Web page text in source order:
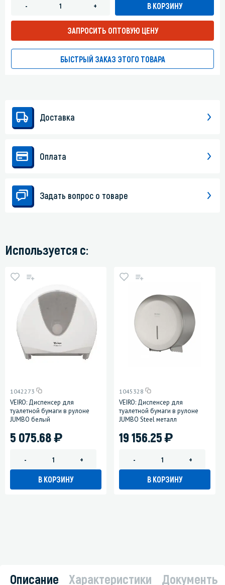
- + В КОРЗИНУ
ЗАПРОСИТЬ ОПТОВУЮ ЦЕНУ
БЫСТРЫЙ ЗАКАЗ ЭТОГО ТОВАРА
Доставка
Оплата
Задать вопрос о товаре
Используется с:
1042273
VEIRO: Диспенсер для
туалетной бумаги в рулоне
JUMBO белый
5 075.68)
- +
В КОРЗИНУ
1045328
VEIRO: Диспенсер для
туалетной бумаги в рулоне
JUMBO Steel металл
19 156.25)
- +
В КОРЗИНУ
Описание Характеристики Документы